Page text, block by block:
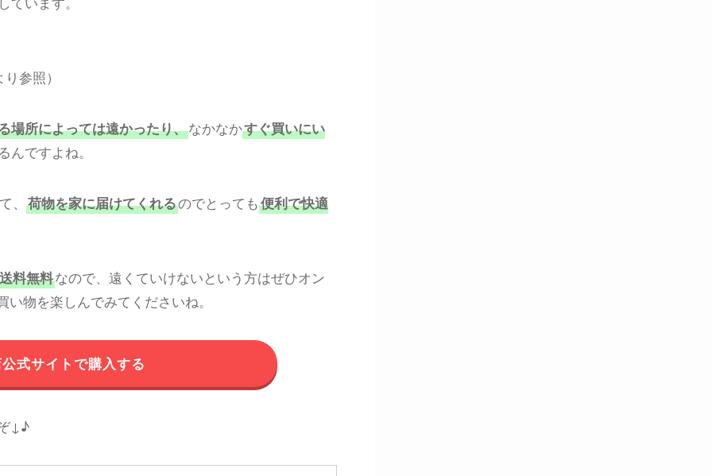
り参照）
場所によっては遠かったり、なかなかすぐ買いにい
んですよね。
、 荷物を家に届けてくれるのでとっても便利で快適
料無料なので、遠くていけないという方はぜひオン
い物を楽しんでみてくださいね。
式サイトで購入する
↓♪